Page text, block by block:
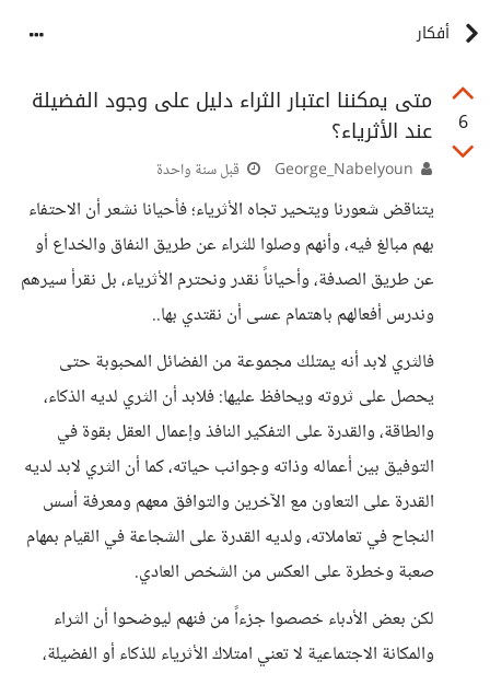
أفكار
6
متى يمكننا اعتبار الثراء دليل على وجود الفضيلة
عند الأثرياء؟
قبل سنة واحدة
يتناقض شعورنا ويتحير تجاه الأثرياء؛ فأحيانا نشعر أن الاحتفاء
بهم مبالغ فيه، وأنهم وصلوا للثراء عن طريق النفاق والخداع أو
عن طريق الصدفة، وأحياناً نقدر ونحترم الأثرياء، بل نقرأ سيرهم
وندرس أفعالهم باهتمام عسى أن نقتدي بها..
فالثري لابد أنه يمتلك مجموعة من الفضائل المحبوبة حتى
يحصل على ثروته ويحافظ عليها: فلابد أن الثري لديه الذكاء،
والطاقة، والقدرة على التفكير النافذ وإعمال العقل بقوة في
التوفيق بين أعماله وذاته وجوانب حياته، كما أن الثري لابد لديه
القدرة على التعاون مع الآخرين والتوافق معهم ومعرفة أسس
النجاح في تعاملاته، ولديه القدرة على الشجاعة في القيام بمهام
صعبة وخطرة على العكس من الشخص العادي.
لكن بعض الأدباء خصصوا جزءاً من فنهم ليوضحوا أن الثراء
والمكانة الاجتماعية لا تعني امتلاك الأثرياء للذكاء أو الفضيلة،